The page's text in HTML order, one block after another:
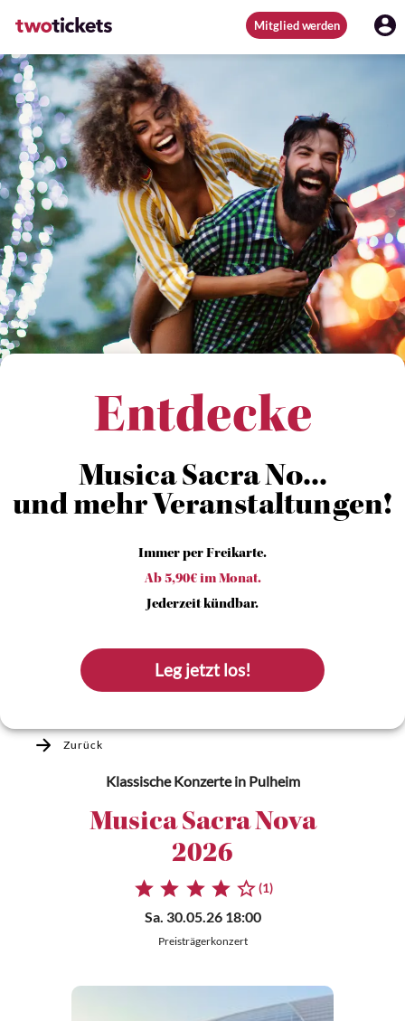
Mitglied werden
Entdecke
Musica Sacra No...
und mehr Veranstaltungen!
Immer per Freikarte.
Ab 5,90€ im Monat.
Jederzeit kündbar.
Leg jetzt los!
Zurück
Klassische Konzertein Pulheim
Musica Sacra Nova
2026
(1)
Sa. 30.05.26 18:00
Preisträgerkonzert